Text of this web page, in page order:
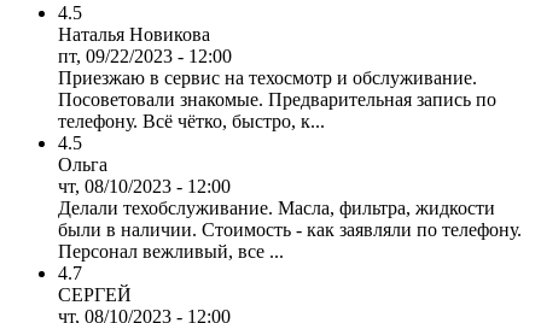
4.5
Наталья Новикова
пт, 09/22/2023 - 12:00
Приезжаю в сервис на техосмотр и обслуживание.
Посоветовали знакомые. Предварительная запись по
телефону. Всё чётко, быстро, к...
4.5
Ольга
чт, 08/10/2023 - 12:00
Делали техобслуживание. Масла, фильтра, жидкости
были в наличии. Стоимость - как заявляли по телефону.
Персонал вежливый, все ...
4.7
СЕРГЕЙ
чт, 08/10/2023 - 12:00